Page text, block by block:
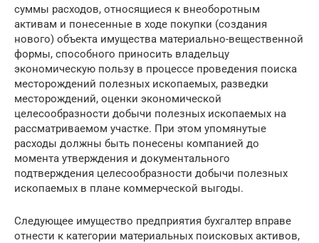
суммы расходов, относящиеся к внеоборотным
активам и понесенные в ходе покупки (создания
нового) объекта имущества материально-вещественной
формы, способного приносить владельцу
экономическую пользу в процессе проведения поиска
месторождений полезных ископаемых, разведки
месторождений, оценки экономической
целесообразности добычи полезных ископаемых на
рассматриваемом участке. При этом упомянутые
расходы должны быть понесены компанией до
момента утверждения и документального
подтверждения целесообразности добычи полезных
ископаемых в плане коммерческой выгоды.
Следующее имущество предприятия бухгалтер вправе
отнести к категории материальных поисковых активов,